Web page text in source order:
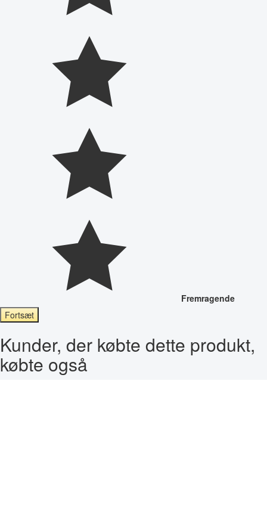
Fremragende
Fortsæt
Kunder, der købte dette produkt,
købte også